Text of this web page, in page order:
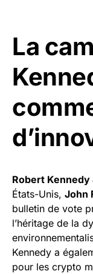
La
Robert Kennedy
États-Unis, John
bulletin de vote
l’héritage de la
Kennedy a
pour les crypto